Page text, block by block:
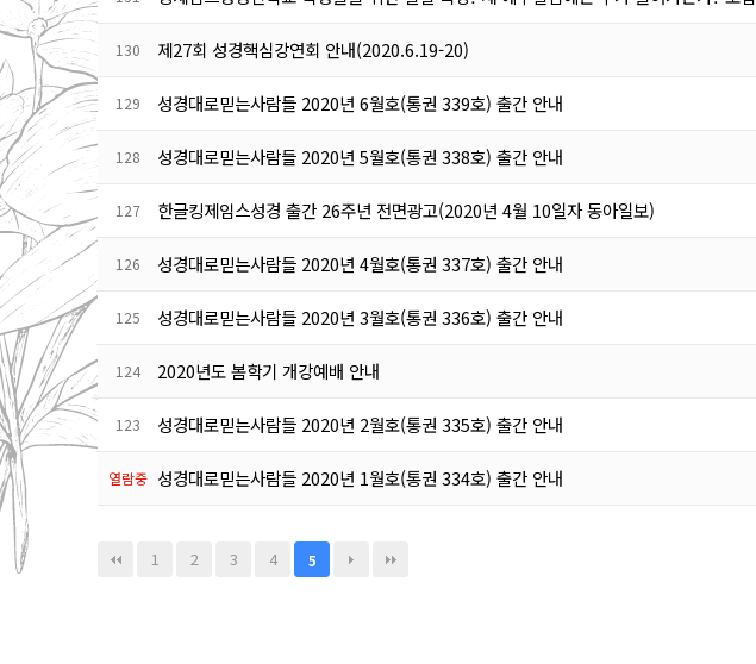
130 제27회 성경핵심강연회 안내(2020.6.19-20)
129 성경대로믿는사람들 2020년 6월호(통권 339호) 출간 안내
128 성경대로믿는사람들 2020년 5월호(통권 338호) 출간 안내
127 한글킹제임스성경 출간 26주년 전면광고(2020년 4월 10일자 동아일보)
126 성경대로믿는사람들 2020년 4월호(통권 337호) 출간 안내
125 성경대로믿는사람들 2020년 3월호(통권 336호) 출간 안내
124 2020년도 봄학기 개강예배 안내
123 성경대로믿는사람들 2020년 2월호(통권 335호) 출간 안내
열람중 성경대로믿는사람들 2020년 1월호(통권 334호) 출간 안내
1 2 3 4 5